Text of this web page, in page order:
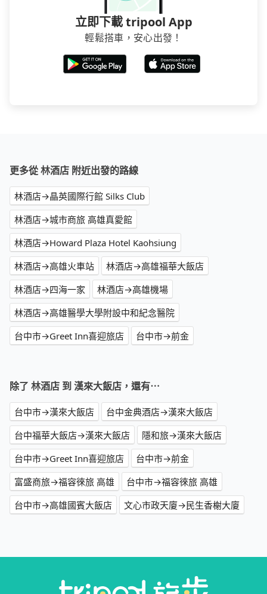
立即下載 tripool App
輕鬆搭車，安心出發！
更多從 林酒店 附近出發的路線
林酒店→晶英國際行館 Silks Club
林酒店→城市商旅 高雄真愛館
林酒店→Howard Plaza Hotel Kaohsiung
林酒店→高雄火車站
林酒店→高雄福華大飯店
林酒店→四海一家
林酒店→高雄機場
林酒店→高雄醫學大學附設中和紀念醫院
台中市→Greet Inn喜迎旅店
台中市→前金
除了 林酒店 到 漢來大飯店，還有⋯
台中市→漢來大飯店
台中金典酒店→漢來大飯店
台中福華大飯店→漢來大飯店
隱和旅→漢來大飯店
台中市→Greet Inn喜迎旅店
台中市→前金
富盛商旅→福容徠旅 高雄
台中市→福容徠旅 高雄
台中市→高雄國賓大飯店
文心市政天廈→民生香榭大廈